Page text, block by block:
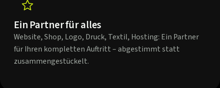
Ein Partner für alles
Website, Shop, Logo, Druck, Textil, Hosting: Ein Partner
für Ihren kompletten Auftritt – abgestimmt statt
zusammengestückelt.